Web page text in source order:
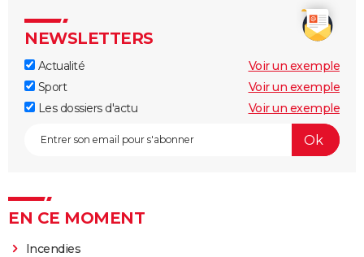
NEWSLETTERS
Actualité
Voir un exemple
Sport
Voir un exemple
Les dossiers d'actu
Voir un exemple
EN CE MOMENT
Incendies